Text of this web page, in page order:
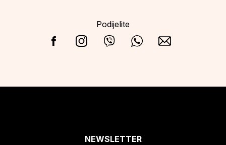
Podijelite
NEWSLETTER